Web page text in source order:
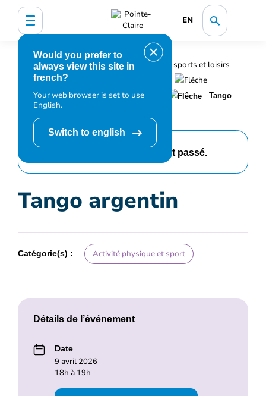
EN
Would you prefer to
always view this site in
french?
Your web browser is set to use
English.
Switch to english
Accueil
Bibliothèque, culture, sports et loisirs
Programmation et inscription
Calendrier des événements et activités
Tango
argentin
Cet événement est passé.
Tango argentin
Catégorie(s) : Activité physique et sport
Détails de l’événement
Date
9 avril 2026
18h à 19h